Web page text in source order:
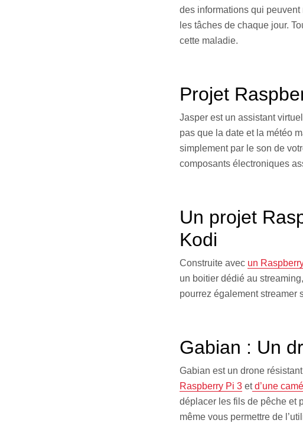
des informations qui
les tâches de chaque jour.
cette maladie.
Projet
Jasper est un assistant
pas que la date et la météo
simplement par le son de
composants électroniques
Un projet
Kodi
Construite avec un
un boitier dédié au
pourrez également streamer
Gabian : Un
Gabian est un drone
Raspberry Pi 3 etd’une
déplacer les fils de pêche et
même vous permettre de